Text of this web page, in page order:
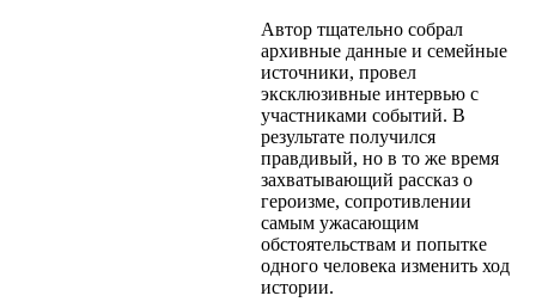
Автор тщательно собрал
архивные данные и семейные
источники, провел
эксклюзивные интервью с
участниками событий. В
результате получился
правдивый, но в то же время
захватывающий рассказ о
героизме, сопротивлении
самым ужасающим
обстоятельствам и попытке
одного человека изменить ход
истории.